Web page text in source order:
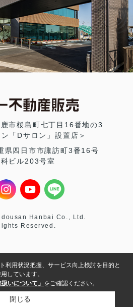
鹿市桜島町七丁目16番地の3
「Dサロン」設置店＞
県四日市市諏訪町3番16号
ビル203号室
Hanbai Co., Ltd.
Reserved.
利用状況把握、サービス向上検討を目的と
しています。
いについて」 をご確認ください。
閉じる